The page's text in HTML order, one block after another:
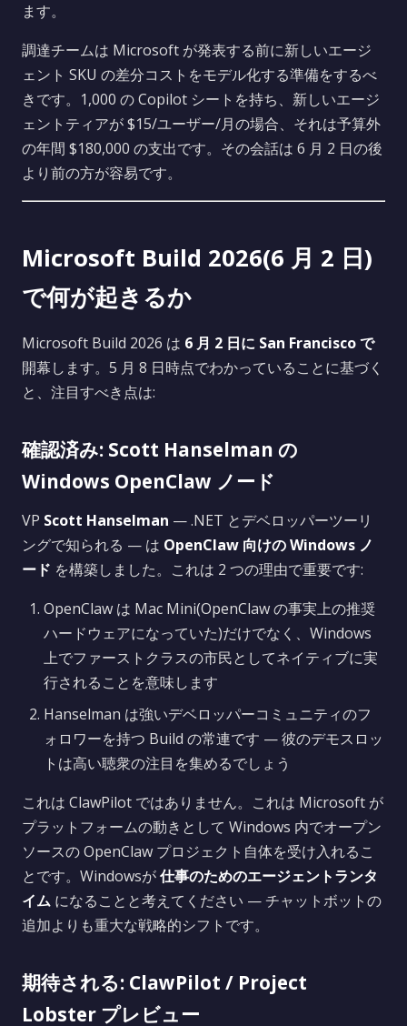
ます。
調達チームは Microsoft が発表する前に新しいエージ
ェント SKU の差分コストをモデル化する準備をするべ
きです。1,000 の Copilot シートを持ち、新しいエージ
ェントティアが $15/ユーザー/月の場合、それは予算外
の年間 $180,000 の支出です。その会話は 6 月 2 日の後
より前の方が容易です。
Microsoft Build 2026(6 月 2 日)
で何が起きるか
Microsoft Build 2026 は 6 月 2 日に San Francisco で
開幕します。5 月 8 日時点でわかっていることに基づく
と、注目すべき点は:
確認済み: Scott Hanselman の
Windows OpenClaw ノード
VP Scott Hanselman — .NET とデベロッパーツーリ
ングで知られる — は OpenClaw 向けの Windows ノ
ード を構築しました。これは 2 つの理由で重要です:
OpenClaw は Mac Mini(OpenClaw の事実上の推奨
ハードウェアになっていた)だけでなく、Windows
上でファーストクラスの市民としてネイティブに実
行されることを意味します
Hanselman は強いデベロッパーコミュニティのフ
ォロワーを持つ Build の常連です — 彼のデモスロッ
トは高い聴衆の注目を集めるでしょう
これは ClawPilot ではありません。これは Microsoft が
プラットフォームの動きとして Windows 内でオープン
ソースの OpenClaw プロジェクト自体を受け入れるこ
とです。Windowsが仕事のためのエージェントランタ
イム になることと考えてください — チャットボットの
追加よりも重大な戦略的シフトです。
期待される: ClawPilot / Project
Lobster プレビュー